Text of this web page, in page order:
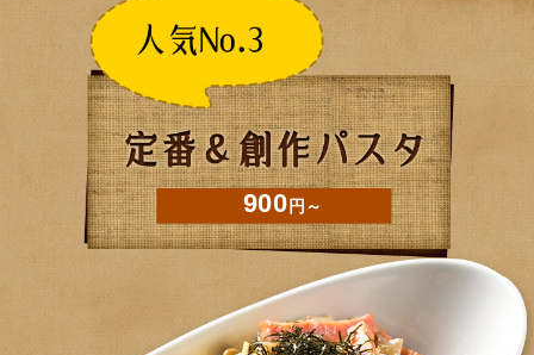
900 円～